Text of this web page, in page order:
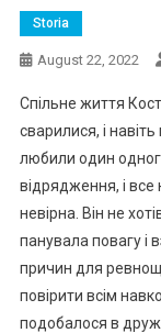
Storia
August 22, 2022
Спільне життя
сварилися, і
любили один
відрядження, і
невірна. Він не
панувала повагу і
причин для
повірити всім
подобалося в